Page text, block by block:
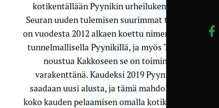
kotikentällään Pyynikin urheilukentällä.
Seuran uuden tulemisen suurimmat tunteet
on vuodesta 2012 alkaen koettu nimenomaan
tunnelmallisella Pyynikillä, ja myös TamUn
noustua Kakkoseen se on toiminut
varakenttänä. Kaudeksi 2019 Pyynikille
saadaan uusi alusta, ja tämä mahdollistaa
koko kauden pelaamisen omalla kotikentällä.